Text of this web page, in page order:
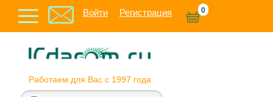
Войти Регистрация 0
Работаем для Вас с 1997 года